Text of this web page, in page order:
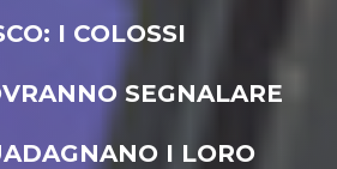
I COLOSSI
SEGNALARE
I LORO